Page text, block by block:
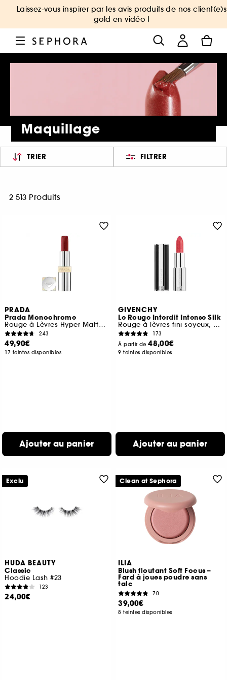
Laissez-vous inspirer par les avis produits de nos client(e)s
gold en vidéo !
Maquillage
TRIER FILTRER
2 513 Produits
PRADA
Prada Monochrome
Rouge à Lèvres Hyper Matte Confort et Longue Tenue
243
49,90€
17 teintes disponibles
Ajouter au panier
GIVENCHY
Le Rouge Interdit Intense Silk
Rouge à lèvres fini soyeux, couleur lumineuse
173
À partir de48,00€
9 teintes disponibles
Ajouter au panier
HUDA BEAUTY
Classic
Hoodie Lash #23
123
24,00€
Exclu
ILIA
Blush floutant Soft Focus –
Fard à joues poudre sans
talc
70
39,00€
8 teintes disponibles
Clean at Sephora